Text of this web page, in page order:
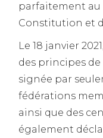
parfaitement au
Constitution et
Le 18 janvier
des principes de
signée par
fédérations
ainsi que des
également